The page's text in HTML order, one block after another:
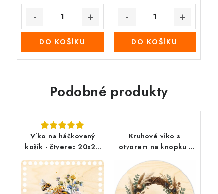
DO KOŠÍKU DO KOŠÍKU
Podobné produkty
Víko na háčkovaný
košík - čtverec 20x20
cm, Včely
Kruhové víko s
otvorem na knopku -